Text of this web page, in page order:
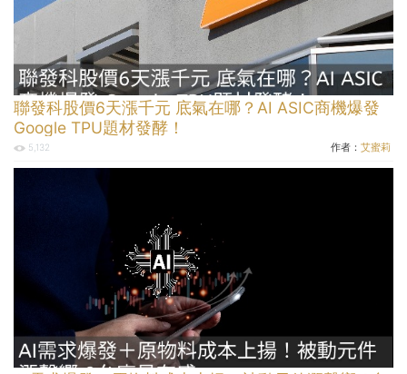
聯發科股價6天漲千元 底氣在哪？AI ASIC商機爆發
Google TPU題材發酵！
5,132 作者： 艾蜜莉